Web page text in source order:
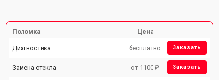
Поломка Цена
Диагностика бесплатно Заказать
Замена стекла от 1100 ₽ Заказать